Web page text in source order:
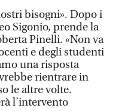
bisogni». Dopo i
Sigonio, prende la
Pinelli. «Non va
e degli studenti
una risposta
rientrare in
le altre volte.
l’intervento